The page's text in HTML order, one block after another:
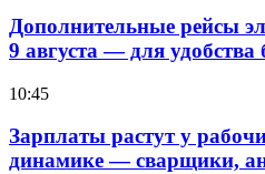
Дополнительные рейсы
9 августа — для
10:45
Зарплаты растут у
динамике — сварщики,